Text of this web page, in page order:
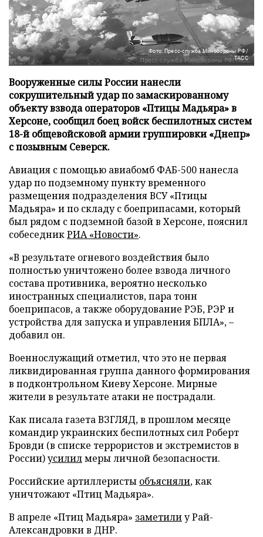
Фото: Пресс-служба Минобороны РФ/
ТАСС
Вооруженные силы России нанесли
сокрушительный удар по замаскированному
объекту взвода операторов «Птицы Мадьяра» в
Херсоне, сообщил боец войск беспилотных систем
18-й общевойсковой армии группировки «Днепр»
с позывным Северск.
Авиация с помощью авиабомб ФАБ-500 нанесла
удар по подземному пункту временного
размещения подразделения ВСУ «Птицы
Мадьяра» и по складу с боеприпасами, который
был рядом с подземной базой в Херсоне, пояснил
собеседникРИА «Новости».
«В результате огневого воздействия было
полностью уничтожено более взвода личного
состава противника, вероятно несколько
иностранных специалистов, пара тонн
боеприпасов, а также оборудование РЭБ, РЭР и
устройства для запуска и управления БПЛА», –
добавил он.
Военнослужащий отметил, что это не первая
ликвидированная группа данного формирования
в подконтрольном Киеву Херсоне. Мирные
жители в результате атаки не пострадали.
Как писала газета ВЗГЛЯД, в прошлом месяце
командир украинских беспилотных сил Роберт
Бровди (в списке террористов и экстремистов в
России)усилилмеры личной безопасности.
Российские артиллеристы объясняли, как
уничтожают «Птиц Мадьяра».
В апреле «Птиц Мадьяра» заметилиу Рай-
Александровки в ДНР.